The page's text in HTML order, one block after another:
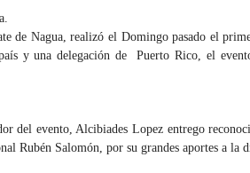
de Nagua, realizó el Domingo pasado el
y una delegación de Puerto Rico, el
del evento, Alcibiades Lopez entrego
Rubén Salomón, por su grandes aportes a la